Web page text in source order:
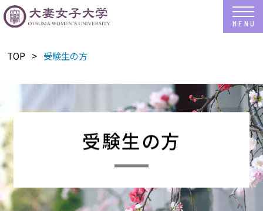
TOP 受験生の方
受験生の方